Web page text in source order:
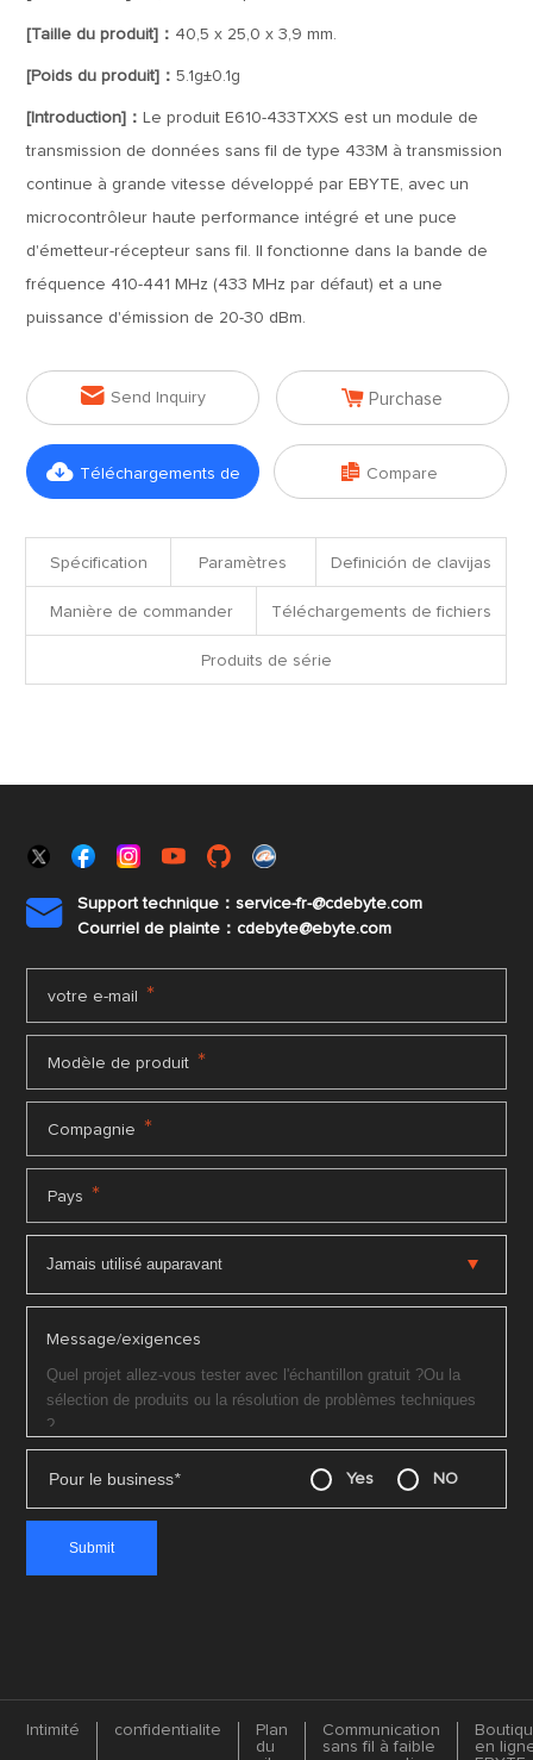
[Taille du produit]： 40,5 x 25,0 x 3,9 mm.
[Poids du produit]：5.1g±0.1g
[Introduction]： Le produit E610-433TXXS est un module de
transmission de données sans fil de type 433M à transmission
continue à grande vitesse développé par EBYTE, avec un
microcontrôleur haute performance intégré et une puce
d'émetteur-récepteur sans fil. Il fonctionne dans la bande de
fréquence 410-441 MHz (433 MHz par défaut) et a une
puissance d'émission de 20-30 dBm.
 Send Inquiry  Purchase
 Téléchargements de  Compare
Spécification Paramètres Definición de clavijas
Manière de commander Téléchargements de fichiers
Produits de série

Support technique：service-fr-@cdebyte.com
Courriel de plainte：cdebyte@ebyte.com
votre e-mail *
Modèle de produit *
Compagnie *
Pays *
Message/exigences
Pour le business* Yes NO
Intimité confidentialite
Plan
du
Communication
sans fil à faible
en